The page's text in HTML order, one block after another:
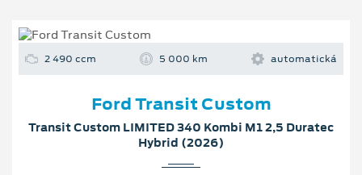
2 490 ccm 5 000 km automatická
Ford Transit Custom
Transit Custom LIMITED 340 Kombi M1 2,5 Duratec
Hybrid (2026)